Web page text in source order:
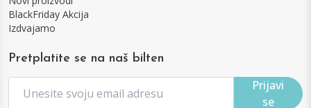
BlackFriday Akcija
Izdvajamo
Pretplatite se na naš bilten
Prijavi
se